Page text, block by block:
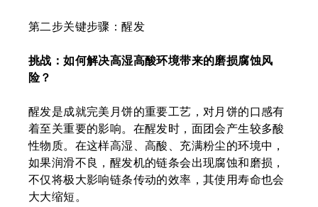
第二步关键步骤：醒发
挑战：如何解决高湿高酸环境带来的磨损腐蚀风
险？
醒发是成就完美月饼的重要工艺，对月饼的口感有
着至关重要的影响。在醒发时，面团会产生较多酸
性物质。在这样高湿、高酸、充满粉尘的环境中，
如果润滑不良，醒发机的链条会出现腐蚀和磨损，
不仅将极大影响链条传动的效率，其使用寿命也会
大大缩短。